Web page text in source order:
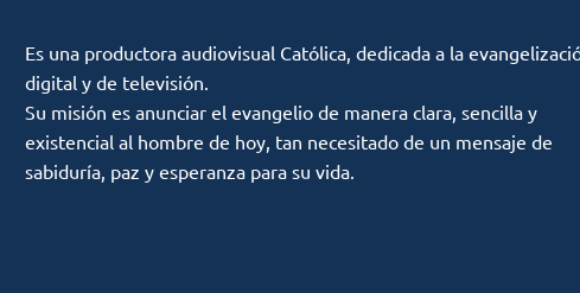
Es una productora audiovisual Católica, dedicada a la
digital y de televisión.
Su misión es anunciar el evangelio de manera clara, sencilla y
existencial al hombre de hoy, tan necesitado de un mensaje de
sabiduría, paz y esperanza para su vida.